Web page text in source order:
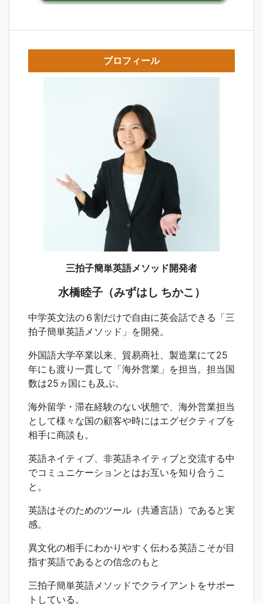
プロフィール
三拍子簡単英語メソッド開発者
水橋睦子（みずはし ちかこ）
中学英文法の６割だけで自由に英会話できる「三
拍子簡単英語メソッド」を開発。
外国語大学卒業以来、貿易商社、製造業にて25
年にも渡り一貫して「海外営業」を担当。担当国
数は25ヵ国にも及ぶ。
海外留学・滞在経験のない状態で、海外営業担当
として様々な国の顧客や時にはエグゼクティブを
相手に商談も。
英語ネイティブ、非英語ネイティブと交流する中
でコミュニケーションとはお互いを知り合うこ
と。
英語はそのためのツール（共通言語）であると実
感。
異文化の相手にわかりやすく伝わる英語こそが目
指す英語であるとの信念のもと
三拍子簡単英語メソッドでクライアントをサポー
トしている。